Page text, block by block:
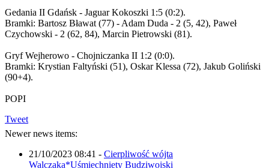
Gedania II Gdańsk - Jaguar Kokoszki 1:5 (0:2).
Bramki: Bartosz Bławat (77) - Adam Duda - 2 (5, 42), Paweł
Czychowski - 2 (62, 84), Marcin Pietrowski (81).
Gryf Wejherowo - Chojniczanka II 1:2 (0:0).
Bramki: Krystian Faltyński (51), Oskar Klessa (72), Jakub Goliński
(90+4).
POPI
Tweet
Newer news items:
21/10/2023 08:41 - Cierpliwość wójta
Walczaka*Uśmiechnięty Budziwojski